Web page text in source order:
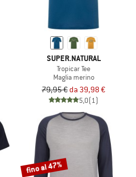
SUPER.NATURAL
Tropicar Tee
Maglia merino
79,95 € da 39,98 €
5,0(1)
fino al 47%